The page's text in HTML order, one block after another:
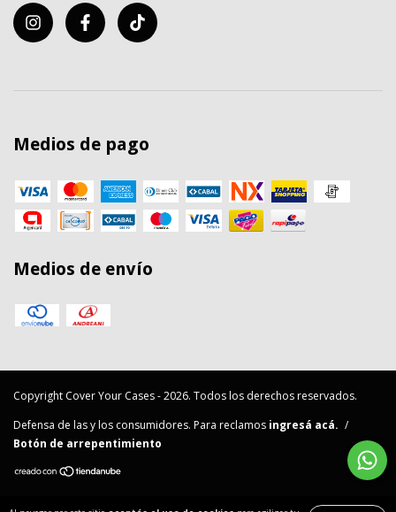
Medios de pago
Medios de envío
Copyright Cover Your Cases - 2026. Todos los derechos reservados.
Defensa de las y los consumidores. Para reclamos ingresá acá. /
Botón de arrepentimiento